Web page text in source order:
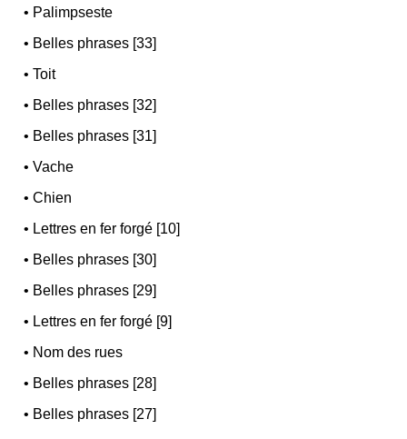
• Palimpseste
• Belles phrases [33]
•Toit
• Belles phrases [32]
• Belles phrases [31]
•Vache
•Chien
• Lettres en fer forgé [10]
• Belles phrases [30]
• Belles phrases [29]
• Lettres en fer forgé [9]
• Nom des rues
• Belles phrases [28]
• Belles phrases [27]